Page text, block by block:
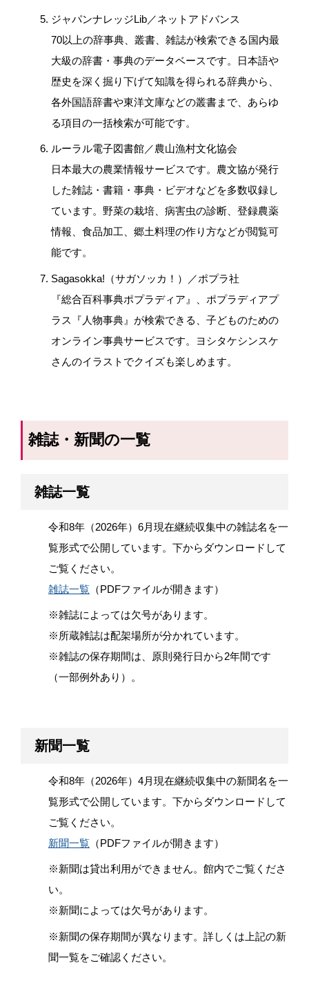
ジャパンナレッジLib／ネットアドバンス
70以上の辞事典、叢書、雑誌が検索できる国内最
大級の辞書・事典のデータベースです。日本語や
歴史を深く掘り下げて知識を得られる辞典から、
各外国語辞書や東洋文庫などの叢書まで、あらゆ
る項目の一括検索が可能です。
ルーラル電子図書館／農山漁村文化協会
日本最大の農業情報サービスです。農文協が発行
した雑誌・書籍・事典・ビデオなどを多数収録し
ています。野菜の栽培、病害虫の診断、登録農薬
情報、食品加工、郷土料理の作り方などが閲覧可
能です。
Sagasokka!（サガソッカ！）／ポプラ社
『総合百科事典ポプラディア』、ポプラディアプ
ラス『人物事典』が検索できる、子どものための
オンライン事典サービスです。ヨシタケシンスケ
さんのイラストでクイズも楽しめます。
雑誌・新聞の一覧
雑誌一覧
令和8年（2026年）6月現在継続収集中の雑誌名を一
覧形式で公開しています。下からダウンロードして
ご覧ください。
雑誌一覧 （PDFファイルが開きます）
※雑誌によっては欠号があります。
※所蔵雑誌は配架場所が分かれています。
※雑誌の保存期間は、原則発行日から2年間です
（一部例外あり）。
新聞一覧
令和8年（2026年）4月現在継続収集中の新聞名を一
覧形式で公開しています。下からダウンロードして
ご覧ください。
新聞一覧 （PDFファイルが開きます）
※新聞は貸出利用ができません。館内でご覧くださ
い。
※新聞によっては欠号があります。
※新聞の保存期間が異なります。詳しくは上記の新
聞一覧をご確認ください。